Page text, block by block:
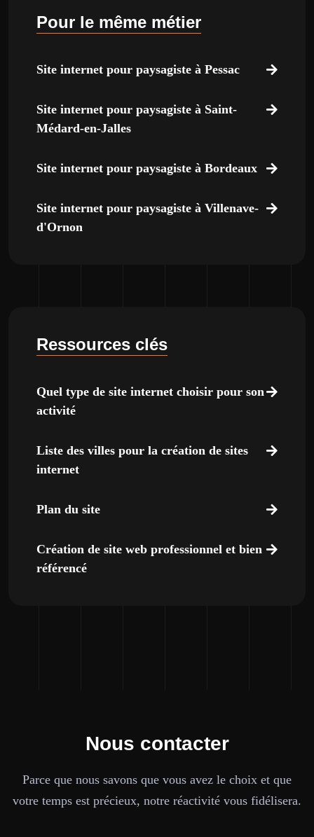
Pour le même métier
Site internet pour paysagiste à Pessac
Site internet pour paysagiste à Saint-
Médard-en-Jalles
Site internet pour paysagiste à Bordeaux
Site internet pour paysagiste à Villenave-
d'Ornon
Ressources clés
Quel type de site internet choisir pour son
activité
Liste des villes pour la création de sites
internet
Plan du site
Création de site web professionnel et bien
référencé
Nous contacter
Parce que nous savons que vous avez le choix et que
votre temps est précieux, notre réactivité vous fidélisera.